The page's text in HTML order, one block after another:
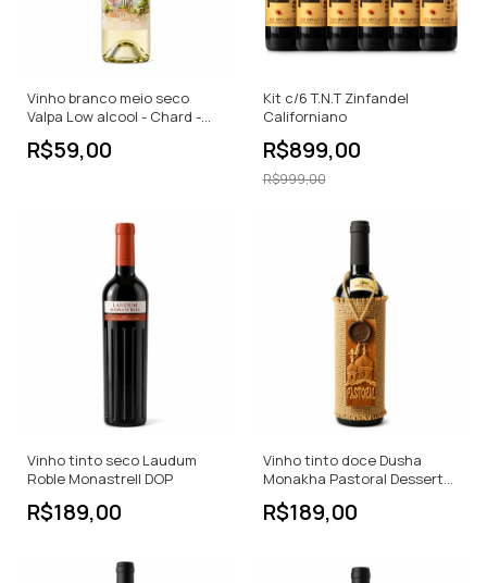
Vinho branco meio seco
Valpa Low alcool - Chard -
R$59,00
Kit c/6 T.N.T Zinfandel
Californiano
R$899,00
R$999,00
Vinho tinto seco Laudum
Roble Monastrell DOP
R$189,00
Vinho tinto doce Dusha
Monakha Pastoral Dessert
Wine
R$189,00